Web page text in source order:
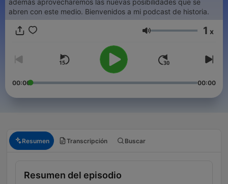
además aprovecharemos las nuevas posibilidades que se
abren con este medio. Bienvenidos a mi podcast de historia.
Volumen 1 x
00:00 00:00
Resumen Transcripción Buscar
Resumen del episodio